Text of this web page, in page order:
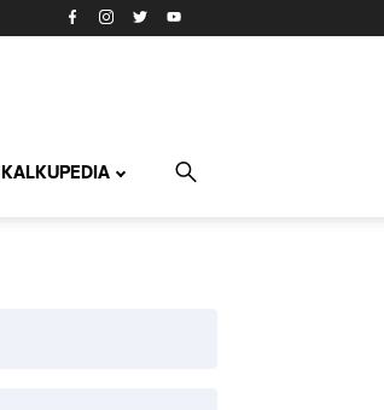
KALKUPEDIA